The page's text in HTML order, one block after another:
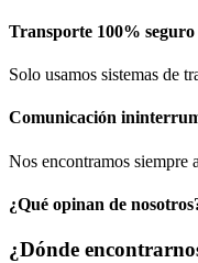
Transporte 100% seguro
Solo usamos sistemas de
Comunicación​
Nos encontramos siempre
¿Qué opinan de
¿Dónde